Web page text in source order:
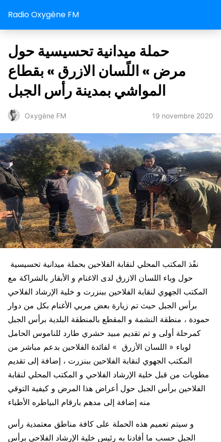
Radio Oxygène FM
حملة ميدانية تحسيسية حول
مرض » اللًسان الازرق » بقطاع
المواشي بمدينة رأس الجبل
Oxygène FM 19 novembre 2020
حول وباء اللسان الازرق لدى الاغنام و الأبقار بالشراكة مع
المكتب الجهوي لنقابة الفلاحين ببنزرت و خلية الإرشاد الفلاحي
برأس الجبل حيث تم زيارة بعض مربي الأغنام بكل من دوار
حمودة ، منطقة النشمة و المقطع بالمنطقة البلدية برأس الجبل
كمرحلة أولى و تم تقديم مبيد حشري طارد للناموس الحامل
لوباء « اللسان الأزرق » لفائدة الفلاحين بدعم مباشر من
المكتب الجهوي لنقابة الفلاحين ببنزرت ، إضافة إلى تقديم
مطويات من قبل خلية الإرشاد الفلاحي و المكتب المحلي لنقابة
الفلاحين برأس الجبل حول أعراض هذا المرض و كيفية التوقي
منه إضافة إلى مدهم بارقام البياطره الأطباء
و سيتم تعميم هذه الحملة على كافة مناطق معتمدية رأس
الجبل حسب ما أفادنا به رئيس خلية الإرشاد الفلاحي برأس